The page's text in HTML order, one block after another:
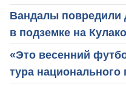
Вандалы повредили
в подземке на
«Это весенний
тура национального